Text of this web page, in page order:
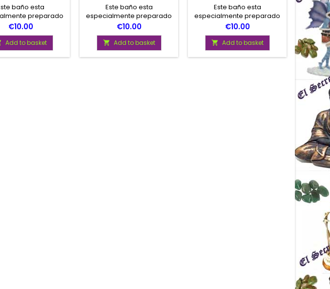
baño esta
preparado
las relaciones
con su pareja.
Price
€10.00
Add to basket
Este baño esta
especialmente preparado
para salir de situaciones de
bloque, dificilies, laborales,
sociales, de pareja, etc..
Price
€10.00
 Add to basket
Este baño esta
especialmente preparado
para salir adelante de
situaciones dificiles y
complicadas.
Price
€10.00
 Add to basket
para
su
